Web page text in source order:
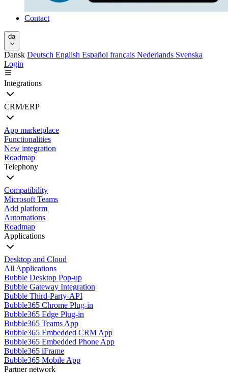
Contact
da
Dansk Deutsch English Español français Nederlands Svenska
Login
Integrations
CRM/ERP
App marketplace
Functionalities
New integration
Roadmap
Telephony
Compatibility
Microsoft Teams
Add platform
Automations
Roadmap
Applications
Desktop and Cloud
All Applications
Bubble Desktop Pop-up
Bubble Gateway Integration
Bubble Third-Party-API
Bubble365 Chrome Plug-in
Bubble365 Edge Plug-in
Bubble365 Teams App
Bubble365 Embedded CRM App
Bubble365 Embedded Phone App
Bubble365 iFrame
Bubble365 Mobile App
Partner network